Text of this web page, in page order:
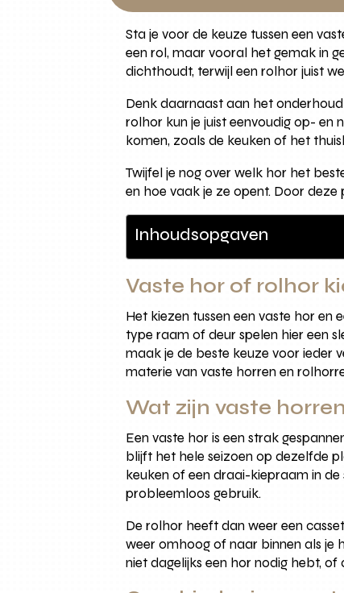
Sta je voor de keuze tussen een
een rol, maar vooral het gemak in
dichthoudt, terwijl een rolhor juist
Denk daarnaast aan het
rolhor kun je juist eenvoudig op- en
komen, zoals de keuken of het
Twijfel je nog over welk hor het
en hoe vaak je ze opent. Door
Inhoudsopgaven
Vaste hor of rolhor
Het kiezen tussen een vaste hor en
type raam of deur spelen hier een
maak je de beste keuze voor ieder
materie van vaste horren en
Wat zijn vaste
Een vaste hor is een strak
blijft het hele seizoen op dezelfde
keuken of een draai-kiepraam in
probleemloos gebruik.
De rolhor heeft dan weer een
weer omhoog of naar binnen als je
niet dagelijks een hor nodig hebt,